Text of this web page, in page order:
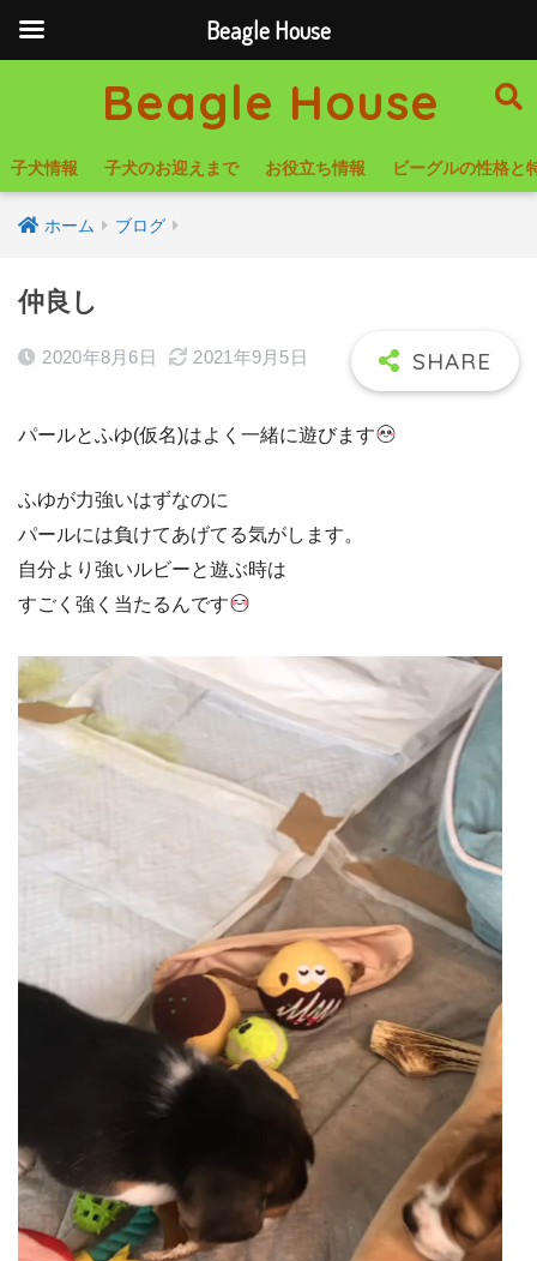
Beagle House
子犬情報 子犬のお迎えまで お役立ち情報 ビーグルの性格と
ホーム ブログ
仲良し
2020年8月6日 2021年9月5日
パールとふゆ(仮名)はよく一緒に遊びます
ふゆが力強いはずなのに
パールには負けてあげてる気がします。
自分より強いルビーと遊ぶ時は
すごく強く当たるんです
Beagle House